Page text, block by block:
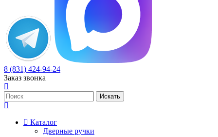
8 (831) 424-94-24
Заказ звонка
Каталог
Дверные ручки